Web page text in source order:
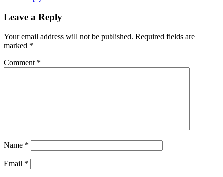
Leave a Reply
Your email address will not be published. Required fields are
marked *
Comment *
Name *
Email *